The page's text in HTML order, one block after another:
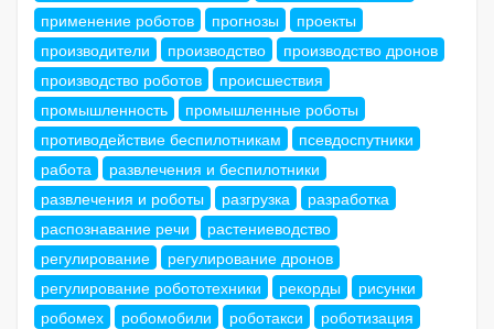
применение роботов
прогнозы
проекты
производители
производство
производство дронов
производство роботов
происшествия
промышленность
промышленные роботы
противодействие беспилотникам
псевдоспутники
работа
развлечения и беспилотники
развлечения и роботы
разгрузка
разработка
распознавание речи
растениеводство
регулирование
регулирование дронов
регулирование робототехники
рекорды
рисунки
робомех
робомобили роботакси
роботизация